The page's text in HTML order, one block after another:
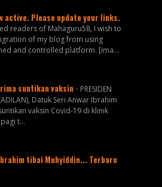
active. Please update your links.
readers of Mahaguru58, I wish to
of my blog from using
and controlled platform. [ima...
suntikan vaksin - PRESIDEN
Datuk Seri Anwar Ibrahim
vaksin Covid-19 di klinik
t...
tibai Muhyiddin... Terbaru